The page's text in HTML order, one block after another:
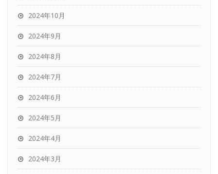
2024年10月
2024年9月
2024年8月
2024年7月
2024年6月
2024年5月
2024年4月
2024年3月